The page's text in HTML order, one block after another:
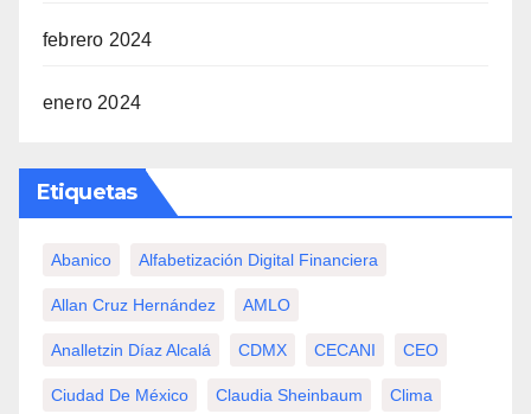
febrero 2024
enero 2024
Etiquetas
Abanico Alfabetización Digital Financiera
Allan Cruz Hernández AMLO
Analletzin Díaz Alcalá CDMX CECANI CEO
Ciudad De México Claudia Sheinbaum Clima